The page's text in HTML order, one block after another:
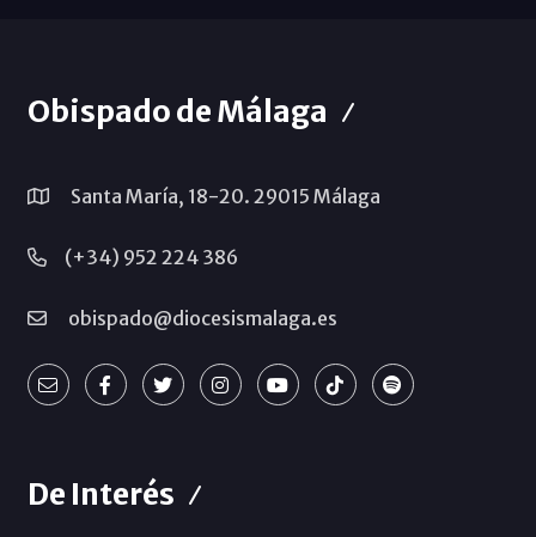
Obispado de Málaga
Santa María, 18-20. 29015 Málaga
(+34) 952 224 386
obispado@diocesismalaga.es
De Interés